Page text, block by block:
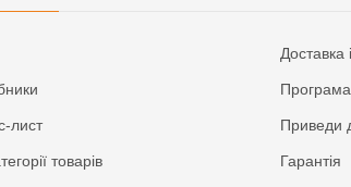
лист
товарів
Доставка
Програма
Приведи
Гарантія